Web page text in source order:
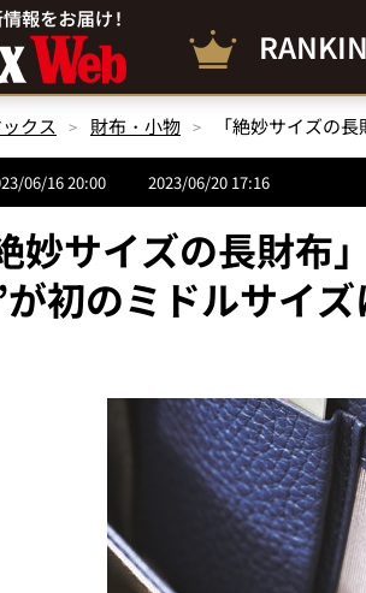
クス 財布・小物
06/16 20:00 2023/06/20 17:16
妙サイズの長財布
初のミドルサイ